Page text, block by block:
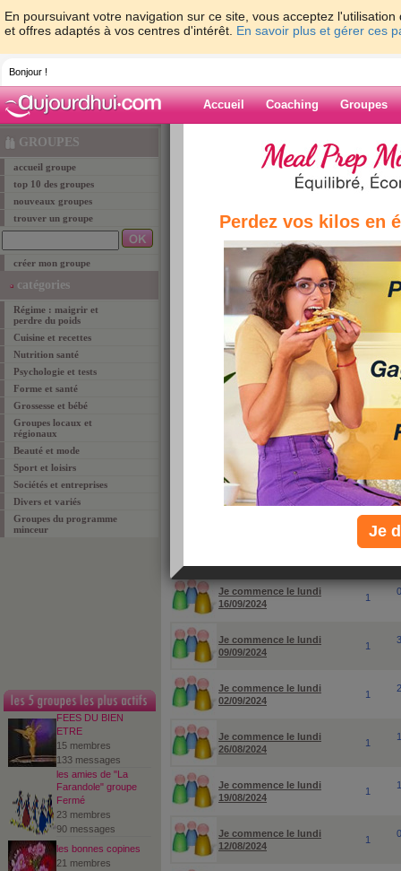
En poursuivant votre navigation sur ce site, vous acceptez
et offres adaptés à vos centres d'intérêt. En savoir plus et gérer ces
Bonjour !
Accueil Coaching Groupes
GROUPES
accueil groupe
top 10 des groupes
nouveaux groupes
trouver un groupe
créer mon groupe
catégories
Régime : maigrir et
perdre du poids
Cuisine et recettes
Nutrition santé
Psychologie et tests
Forme et santé
Grossesse et bébé
Groupes locaux et
régionaux
Beauté et mode
Sport et loisirs
Sociétés et entreprises
Divers et variés
Groupes du programme
minceur
FEES DU BIEN
ETRE
15 membres
133 messages
les amies de "La
Farandole" groupe
Fermé
23 membres
90 messages
les bonnes copines
21 membres
Les groupes
Ces groupes rassemblent toutes les
pourrez ainsi vous faire rapidement des
surtout de vos premiers résultats. Vous
auquel vous allez commencer à maigrir. Il ne
de votre nouveau groupe pour vous soutenir
astuces minceur et suivez les progrès de vos
programme (ex: St-Sylvestre si vous
pour rechercher un groupe ou un sujet
Je commence le lundi
16/09/2024
1
Je commence le lundi
09/09/2024
1
Je commence le lundi
02/09/2024
1
Je commence le lundi
26/08/2024
1
Je commence le lundi
19/08/2024
1
Je commence le lundi
12/08/2024
1
Perdez vos kilos en
Je